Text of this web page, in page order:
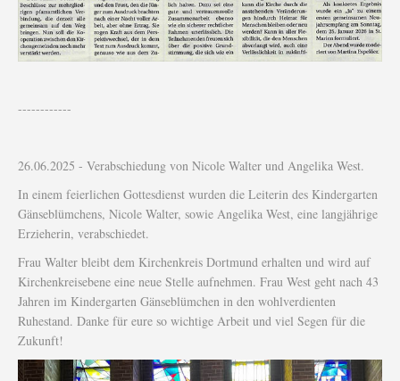
------------
26.06.2025 - Verabschiedung von Nicole Walter und Angelika West.
In einem feierlichen Gottesdienst wurden die Leiterin des Kindergarten
Gänseblümchens, Nicole Walter, sowie Angelika West, eine langjährige
Erzieherin, verabschiedet.
Frau Walter bleibt dem Kirchenkreis Dortmund erhalten und wird auf
Kirchenkreisebene eine neue Stelle aufnehmen. Frau West geht nach 43
Jahren im Kindergarten Gänseblümchen in den wohlverdienten
Ruhestand. Danke für eure so wichtige Arbeit und viel Segen für die
Zukunft!